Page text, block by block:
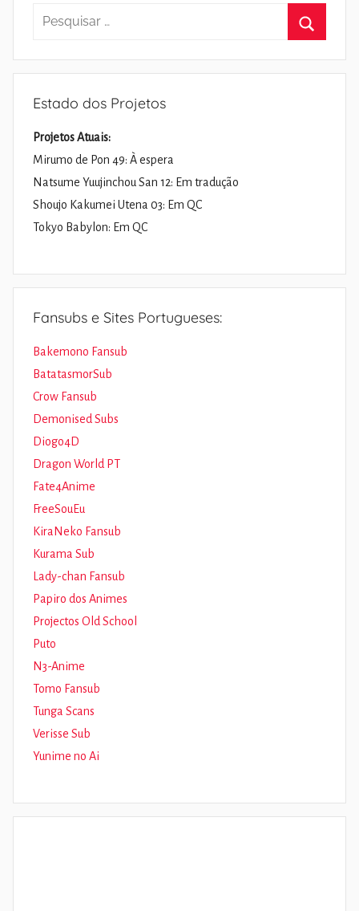
Pesquisar
Estado dos Projetos
Projetos Atuais:
Mirumo de Pon 49: À espera
Natsume Yuujinchou San 12: Em tradução
Shoujo Kakumei Utena 03: Em QC
Tokyo Babylon: Em QC
Fansubs e Sites Portugueses:
Bakemono Fansub
BatatasmorSub
Crow Fansub
Demonised Subs
Diogo4D
Dragon World PT
Fate4Anime
FreeSouEu
KiraNeko Fansub
Kurama Sub
Lady-chan Fansub
Papiro dos Animes
Projectos Old School
Puto
N3-Anime
Tomo Fansub
Tunga Scans
Verisse Sub
Yunime no Ai